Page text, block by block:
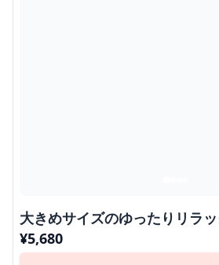
大きめサイズのゆったりリラ
¥5,680